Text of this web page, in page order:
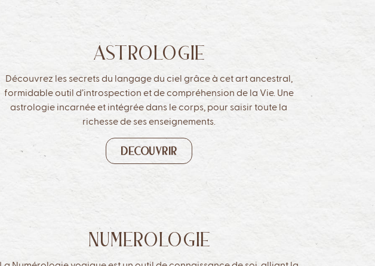
ASTROLOGIE
Découvrez les secrets du langage du ciel grâce à cet art ancestral,
formidable outil d’introspection et de compréhension de la Vie. Une
astrologie incarnée et intégrée dans le corps, pour saisir toute la
richesse de ses enseignements.
DECOUVRIR
NUMEROLOGIE